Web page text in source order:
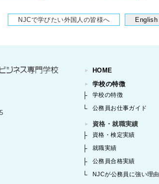
NJCで学びたい外国人の皆様へ English
HOME
学校の特徴
学校の特徴
公務員お仕事ガイド
資格・就職実績
資格・検定実績
就職実績
公務員合格実績
NJCが公務員に強い理由